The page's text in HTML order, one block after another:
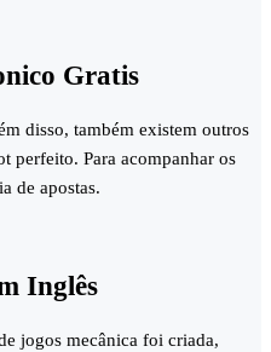
Gratis
disso, também existem outros
perfeito. Para acompanhar os
de apostas.
Inglês
jogos mecânica foi criada,